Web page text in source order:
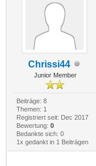
Chrissi44
Junior Member
Beiträge: 8
Themen: 1
Registriert seit: Dec 2017
Bewertung: 0
Bedankte sich: 0
1x gedankt in 1 Beiträgen